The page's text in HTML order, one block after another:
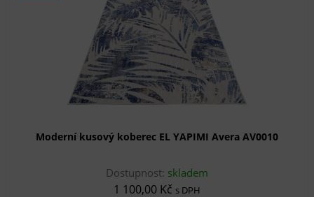
Moderní kusový koberec EL YAPIMI Avera AV0010
Dostupnost: skladem
1 100,00 Kč s DPH